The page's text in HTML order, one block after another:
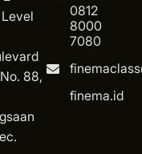
88,
0812
8000
7080
finema.id